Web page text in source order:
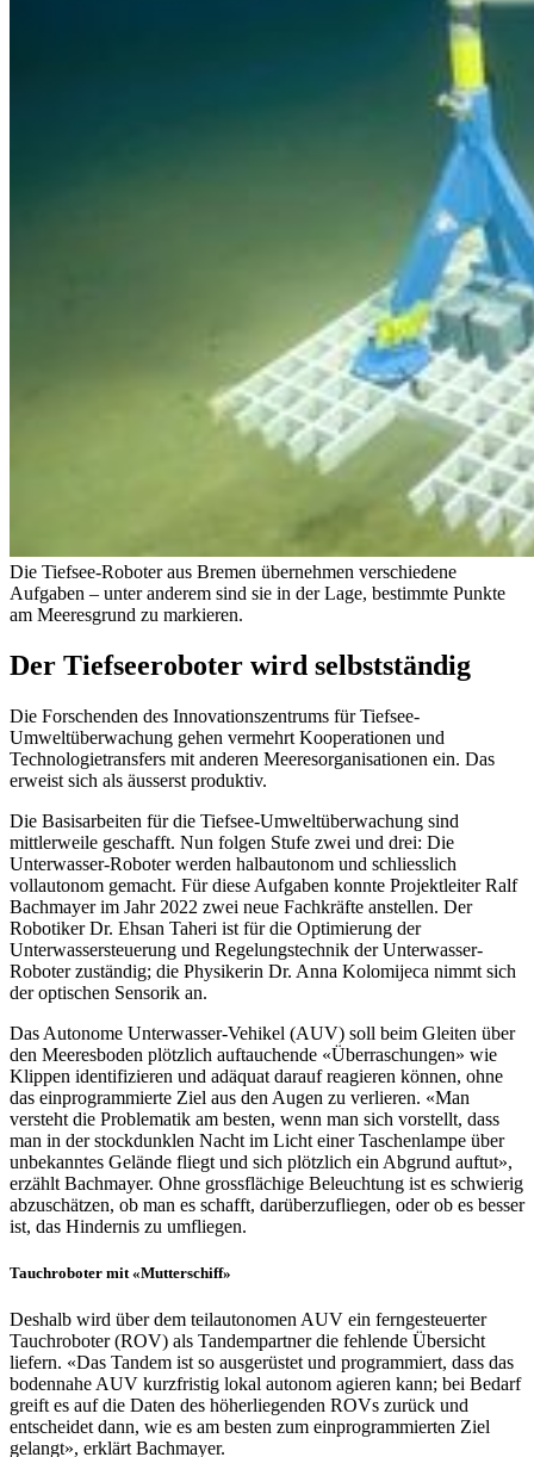
Die Tiefsee-Roboter aus Bremen übernehmen verschiedene
Aufgaben – unter anderem sind sie in der Lage, bestimmte Punkte
am Meeresgrund zu markieren.
Der Tiefseeroboter wird selbstständig
Die Forschenden des Innovationszentrums für Tiefsee-
Umweltüberwachung gehen vermehrt Kooperationen und
Technologietransfers mit anderen Meeresorganisationen ein. Das
erweist sich als äusserst produktiv.
Die Basisarbeiten für die Tiefsee-Umweltüberwachung sind
mittlerweile geschafft. Nun folgen Stufe zwei und drei: Die
Unterwasser-Roboter werden halbautonom und schliesslich
vollautonom gemacht. Für diese Aufgaben konnte Projektleiter Ralf
Bachmayer im Jahr 2022 zwei neue Fachkräfte anstellen. Der
Robotiker Dr. Ehsan Taheri ist für die Optimierung der
Unterwassersteuerung und Regelungstechnik der Unterwasser-
Roboter zuständig; die Physikerin Dr. Anna Kolomijeca nimmt sich
der optischen Sensorik an.
Das Autonome Unterwasser-Vehikel (AUV) soll beim Gleiten über
den Meeresboden plötzlich auftauchende «Überraschungen» wie
Klippen identifizieren und adäquat darauf reagieren können, ohne
das einprogrammierte Ziel aus den Augen zu verlieren. «Man
versteht die Problematik am besten, wenn man sich vorstellt, dass
man in der stockdunklen Nacht im Licht einer Taschenlampe über
unbekanntes Gelände fliegt und sich plötzlich ein Abgrund auftut»,
erzählt Bachmayer. Ohne grossflächige Beleuchtung ist es schwierig
abzuschätzen, ob man es schafft, darüberzufliegen, oder ob es besser
ist, das Hindernis zu umfliegen.
Tauchroboter mit «Mutterschiff»
Deshalb wird über dem teilautonomen AUV ein ferngesteuerter
Tauchroboter (ROV) als Tandempartner die fehlende Übersicht
liefern. «Das Tandem ist so ausgerüstet und programmiert, dass das
bodennahe AUV kurzfristig lokal autonom agieren kann; bei Bedarf
greift es auf die Daten des höherliegenden ROVs zurück und
entscheidet dann, wie es am besten zum einprogrammierten Ziel
gelangt», erklärt Bachmayer.